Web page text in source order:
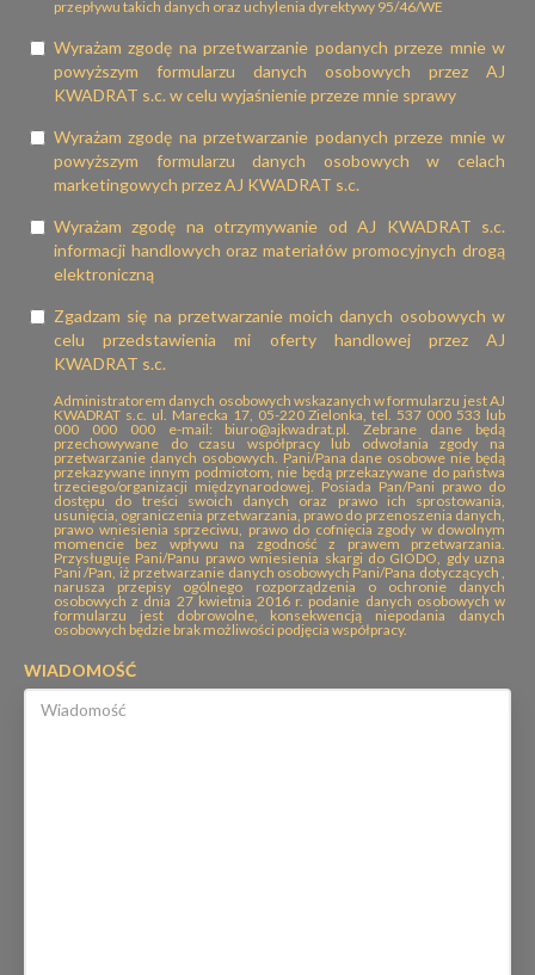
przepływu takich danych oraz uchylenia dyrektywy 95/46/WE
Wyrażam zgodę na przetwarzanie podanych przeze mnie w
powyższym formularzu danych osobowych przez AJ
KWADRAT s.c. w celu wyjaśnienie przeze mnie sprawy
Wyrażam zgodę na przetwarzanie podanych przeze mnie w
powyższym formularzu danych osobowych w celach
marketingowych przez AJ KWADRAT s.c.
Wyrażam zgodę na otrzymywanie od AJ KWADRAT s.c.
informacji handlowych oraz materiałów promocyjnych drogą
elektroniczną
Zgadzam się na przetwarzanie moich danych osobowych w
celu przedstawienia mi oferty handlowej przez AJ
KWADRAT s.c.
Administratorem danych osobowych wskazanych w formularzu jest AJ
KWADRAT s.c. ul. Marecka 17, 05-220 Zielonka, tel. 537 000 533 lub
000 000 000 e-mail: biuro@ajkwadrat.pl. Zebrane dane będą
przechowywane do czasu współpracy lub odwołania zgody na
przetwarzanie danych osobowych. Pani/Pana dane osobowe nie będą
przekazywane innym podmiotom, nie będą przekazywane do państwa
trzeciego/organizacji międzynarodowej. Posiada Pan/Pani prawo do
dostępu do treści swoich danych oraz prawo ich sprostowania,
usunięcia, ograniczenia przetwarzania, prawo do przenoszenia danych,
prawo wniesienia sprzeciwu, prawo do cofnięcia zgody w dowolnym
momencie bez wpływu na zgodność z prawem przetwarzania.
Przysługuje Pani/Panu prawo wniesienia skargi do GIODO, gdy uzna
Pani /Pan, iż przetwarzanie danych osobowych Pani/Pana dotyczących ,
narusza przepisy ogólnego rozporządzenia o ochronie danych
osobowych z dnia 27 kwietnia 2016 r. podanie danych osobowych w
formularzu jest dobrowolne, konsekwencją niepodania danych
osobowych będzie brak możliwości podjęcia współpracy.
WIADOMOŚĆ